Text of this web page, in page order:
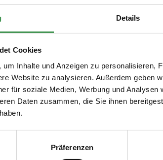
Details
Cookies
Inhalte und Anzeigen zu personalisieren,
Website zu analysieren. Außerdem geben
für soziale Medien, Werbung und
Daten zusammen, die Sie ihnen
Präferenzen